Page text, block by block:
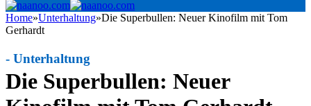
Home»Unterhaltung»Die Superbullen: Neuer Kinofilm mit Tom
Gerhardt
Die Superbullen: Neuer
- Unterhaltung